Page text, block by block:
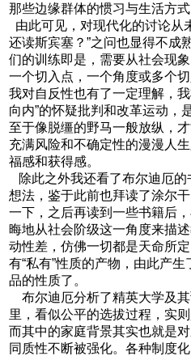
那些边缘群体的惯习与生活方
由此可见，对现代化的讨论从
还读斯宾塞？”之问也显得不成
们的训练即是，需要从社会现
一个切入点，一个角度或多个
我对自反性也有了一定理解，
向内”的怀疑批判和改革运动，
至于像脱缰的野马一般放纵，
充满风险和不确定性的漫漫人
福感和获得感。
除此之外我还看了布尔迪厄的
想法，鉴于此前也拜读了涂尔
一下，之后再读到一些书籍后
晦地从社会阶级这一角度来描
动性差，仿佛一切都是天命所
有“私有”性质的产物，由此产
品的性质了。
布尔迪厄分析了精英大学及
里，看似公平的选拔过程，实
而其中的家庭背景其实也就是
同质性不断被强化。各种制度